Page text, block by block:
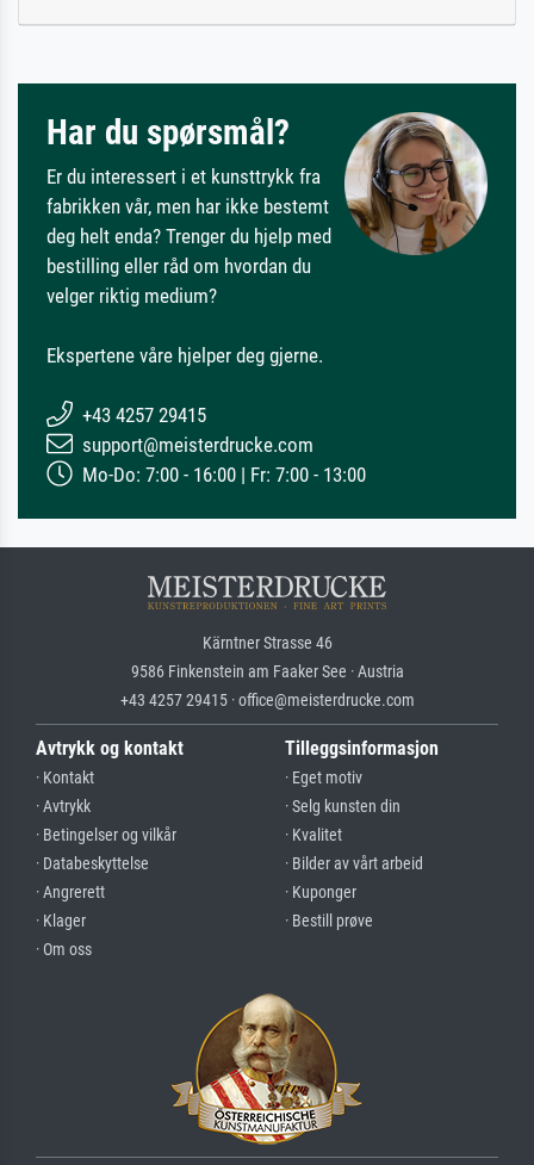
Har du spørsmål?
Er du interessert i et kunsttrykk fra
fabrikken vår, men har ikke bestemt
deg helt enda? Trenger du hjelp med
bestilling eller råd om hvordan du
velger riktig medium?
Ekspertene våre hjelper deg gjerne.
+43 4257 29415
support@meisterdrucke.com
Mo-Do: 7:00 - 16:00 | Fr: 7:00 - 13:00
Kärntner Strasse 46
9586 Finkenstein am Faaker See · Austria
+43 4257 29415 · office@meisterdrucke.com
Avtrykk og kontakt
· Kontakt
· Avtrykk
· Betingelser og vilkår
· Databeskyttelse
· Angrerett
· Klager
· Om oss
Tilleggsinformasjon
· Eget motiv
· Selg kunsten din
· Kvalitet
· Bilder av vårt arbeid
· Kuponger
· Bestill prøve